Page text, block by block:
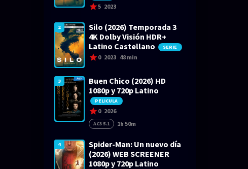
5 2023
2
Silo (2026) Temporada 3
4K Dolby Visión HDR+
Latino Castellano
SERIE
0 2023 48 min
3
Buen Chico (2026) HD
1080p y 720p Latino
PELICULA
0 2026
AC3 5.1 1h 50m
4
Spider-Man: Un nuevo día
(2026) WEB SCREENER
1080p y 720p Latino